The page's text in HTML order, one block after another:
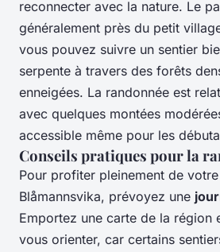
reconnecter avec la nature. Le
généralement près du petit
vous pouvez suivre un sentier
serpente à travers des forêts
enneigées. La randonnée est
avec quelques montées
accessible même pour les
Conseils pratiques pour la
Pour profiter pleinement de
Blåmannsvika, prévoyez une
Emportez une carte de la région
vous orienter, car certains